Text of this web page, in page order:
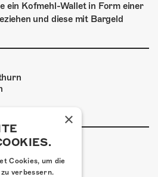
ein Kofmehl-Wallet in Form einer
und diese mit Bargeld
×
Cookies, um die
verbessern.